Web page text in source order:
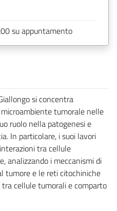
su appuntamento
si concentra
tumorale nelle
ruolo nella patogenesi e
In particolare, i suoi lavori
tra cellule
analizzando i meccanismi di
tumore e le reti citochiniche
cellule tumorali e comparto